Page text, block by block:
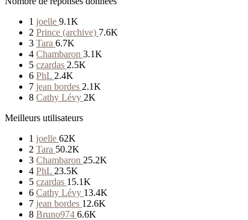
1 joelle 9.1K
2 Prince (archive) 7.6K
3 Tara 6.7K
4 Chambaron 3.1K
5 czardas 2.5K
6 PhL 2.4K
7 jean bordes 2.1K
8 Cathy Lévy 2K
Meilleurs utilisateurs
1 joelle 62K
2 Tara 50.2K
3 Chambaron 25.2K
4 PhL 23.5K
5 czardas 15.1K
6 Cathy Lévy 13.4K
7 jean bordes 12.6K
8 Bruno974 6.6K